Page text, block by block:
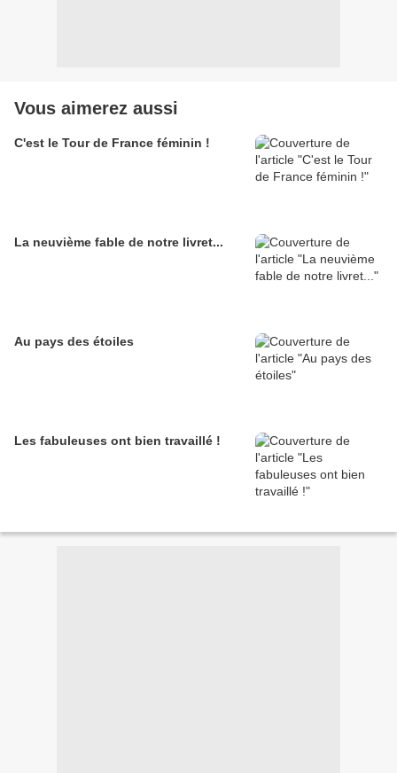
Vous aimerez aussi
C'est le Tour de France féminin !
La neuvième fable de notre livret...
Au pays des étoiles
Les fabuleuses ont bien travaillé !